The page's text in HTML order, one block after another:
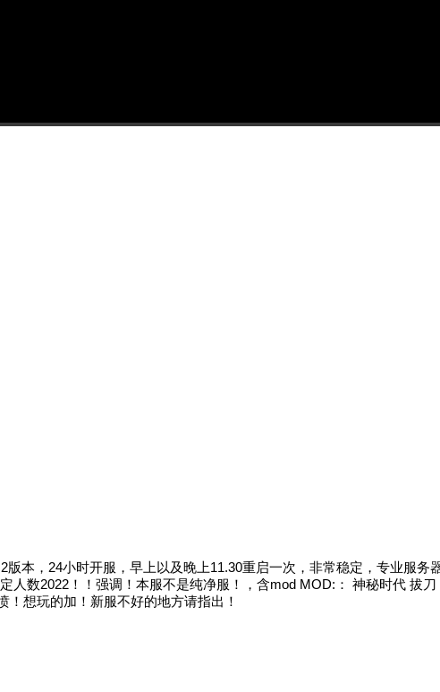
本，24小时开服，早上以及晚上11.30重启一次，非常稳定，专业服务
数2022！！强调！本服不是纯净服！，含mod MOD:： 神秘时代 拔
想玩的加！新服不好的地方请指出！